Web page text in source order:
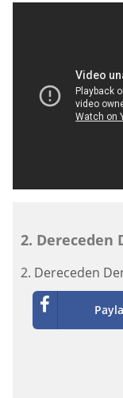
2. Dereceden
2. Dereceden